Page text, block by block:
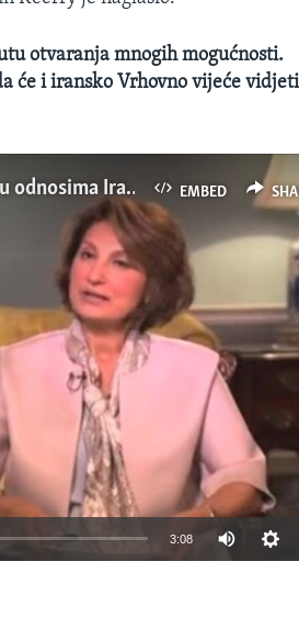
otvaranja mnogih mogućnosti.
će i iransko Vrhovno vijeće
EMBED
SAD: Otvorena vrata za mnoge mogućnosti u odnosima Irana, SAD i svijeta
available
3:08